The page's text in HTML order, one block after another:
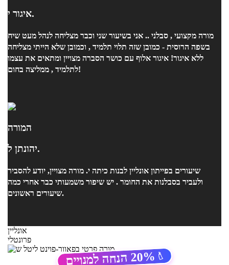
איגור י.
מורה מקצועי , סבלני .. אני בשיעור שני וכבר מצליחה לנהל מעט שיח
בשפה הרוסית - כמובן שזה תלוי תלמיד , וכמובן שלא הייתי מצליחה
ללא איגור! איגור אלוף עם כושר הסברה מצויין ומתאים את עצמו
לתלמיד , ממליצה בחום!
המורה
יהונתן ל.
שיעורים בפייתון אונליין לבנות כיתה י. מורה מצויין, יודע להסביר
ולעביר בסבלנות את החומר . יש שיפור משמעותי כבר אחרי כמה
שיעורים ראשונים.
אונליין
פרונטלי
🏷️
20%
הנחה למנויים